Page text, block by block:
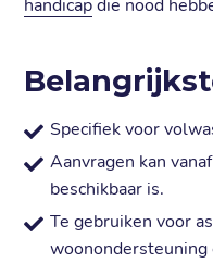
handicapdie nood
Specifiek voor
Aanvragen kan
beschikbaar is.
Te gebruiken voor
woonondersteuning